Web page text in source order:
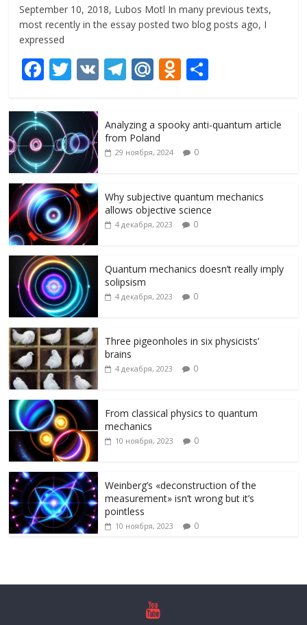
September 10, 2018, Lubos Motl In many previous texts,
most recently in the essay posted two blog posts ago, I
expressed
F
e
b
o
o
k
T
itt
er
V T
gr
a
M
R
u
O
n
o
kl
s
ni
р
и
т
Analyzing a spooky anti-quantum article
from Poland
29 ноября, 2024 0
Why subjective quantum mechanics
allows objective science
4 декабря, 2023 0
Quantum mechanics doesn’t really imply
solipsism
4 декабря, 2023 0
Three pigeonholes in six physicists’
brains
4 декабря, 2023 0
From classical physics to quantum
mechanics
10 ноября, 2023 0
Weinberg’s «deconstruction of the
measurement» isn’t wrong but it’s
pointless
10 ноября, 2023 0